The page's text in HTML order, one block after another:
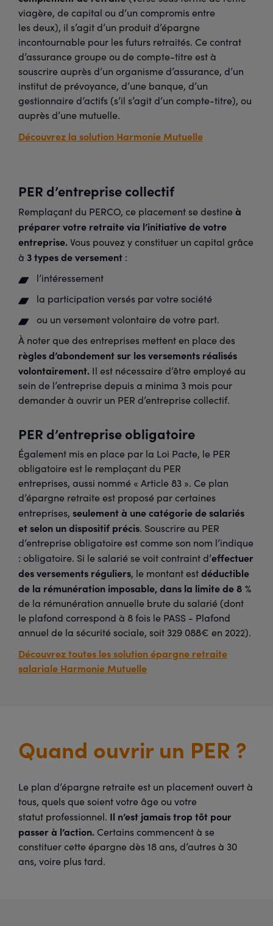
viagère, de capital ou d’un compromis entre
les deux), il s’agit d’un produit d’épargne
incontournable pour les futurs retraités. Ce contrat
d’assurance groupe ou de compte-titre est à
souscrire auprès d’un organisme d’assurance, d’un
institut de prévoyance, d’une banque, d’un
gestionnaire d’actifs (s’il s’agit d’un compte-titre), ou
auprès d’une mutuelle.
Découvrez la solution Harmonie Mutuelle
PER d’entreprise collectif
Remplaçant du PERCO, ce placement se destineà
préparer votre retraite via l’initiative de votre
entreprise.Vous pouvez y constituer un capital grâce
à 3 types de versement :
l’intéressement
la participation versés par votre société
ou un versement volontaire de votre part.
À noter que des entreprises mettent en place des
règles d’abondement sur les versements réalisés
volontairement. Il est nécessaire d’être employé au
sein de l’entreprise depuis a minima 3 mois pour
demander à ouvrir un PER d’entreprise collectif.
PER d’entreprise obligatoire
Également mis en place par la Loi Pacte, le PER
obligatoire est le remplaçant du PER
entreprises, aussi nommé « Article 83 ». Ce plan
d’épargne retraite est proposé par certaines
entreprises, seulement à une catégorie de salariés
et selon un dispositif précis. Souscrire au PER
d’entreprise obligatoire est comme son nom l’indique
: obligatoire. Si le salarié se voit contraint d’effectuer
des versements réguliers, le montant estdéductible
de la rémunération imposable, dans la limite de 8 %
de la rémunération annuelle brute du salarié (dont
le plafond correspond à 8 fois le PASS - Plafond
annuel de la sécurité sociale, soit 329 088€ en 2022).
Découvrez toutes les solution épargne retraite
salariale Harmonie Mutuelle
Quand ouvrir un PER ?
Le plan d’épargne retraite est un placement ouvert à
tous, quels que soient votre âge ou votre
statut professionnel. Il n’est jamais trop tôt pour
passer à l’action. Certains commencent à se
constituer cette épargne dès 18 ans, d’autres à 30
ans, voire plus tard.